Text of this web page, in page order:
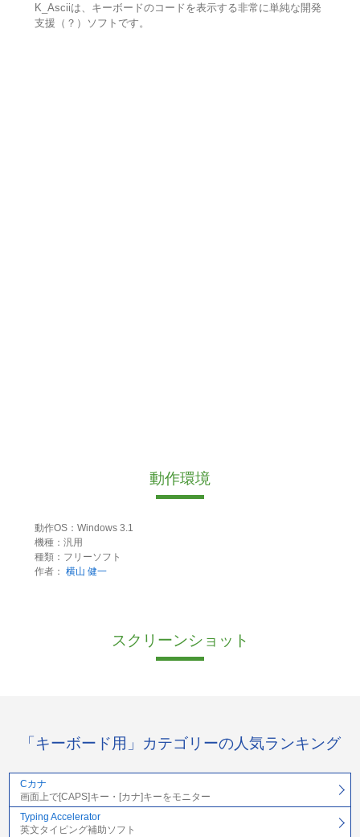
K_Asciiは、キーボードのコードを表示する非常に単純な開発
支援（？）ソフトです。
動作環境
動作OS：Windows 3.1
機種：汎用
種類：フリーソフト
作者： 横山 健一
スクリーンショット
「キーボード用」カテゴリーの人気ランキング
Cカナ
画面上で[CAPS]キー・[カナ]キーをモニター
Typing Accelerator
英文タイピング補助ソフト